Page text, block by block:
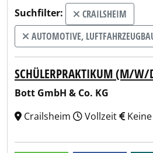
Suchfilter:
CRAILSHEIM
AUTOMOTIVE,
SCHÜLERPRAKTIKUM (M/W/
Bott GmbH & Co. KG
Crailsheim
Vollzeit